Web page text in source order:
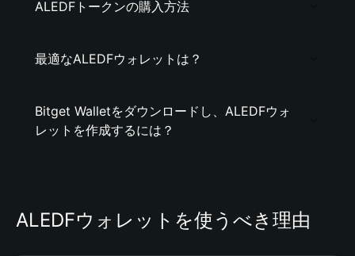
ALEDFトークンの購入方法
最適なALEDFウォレットは？
Bitget Walletをダウンロードし、ALEDFウォ
レットを作成するには？
ALEDFウォレットを使うべき理由